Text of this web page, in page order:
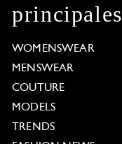
principales
WOMENSWEAR
MENSWEAR
COUTURE
MODELS
TRENDS